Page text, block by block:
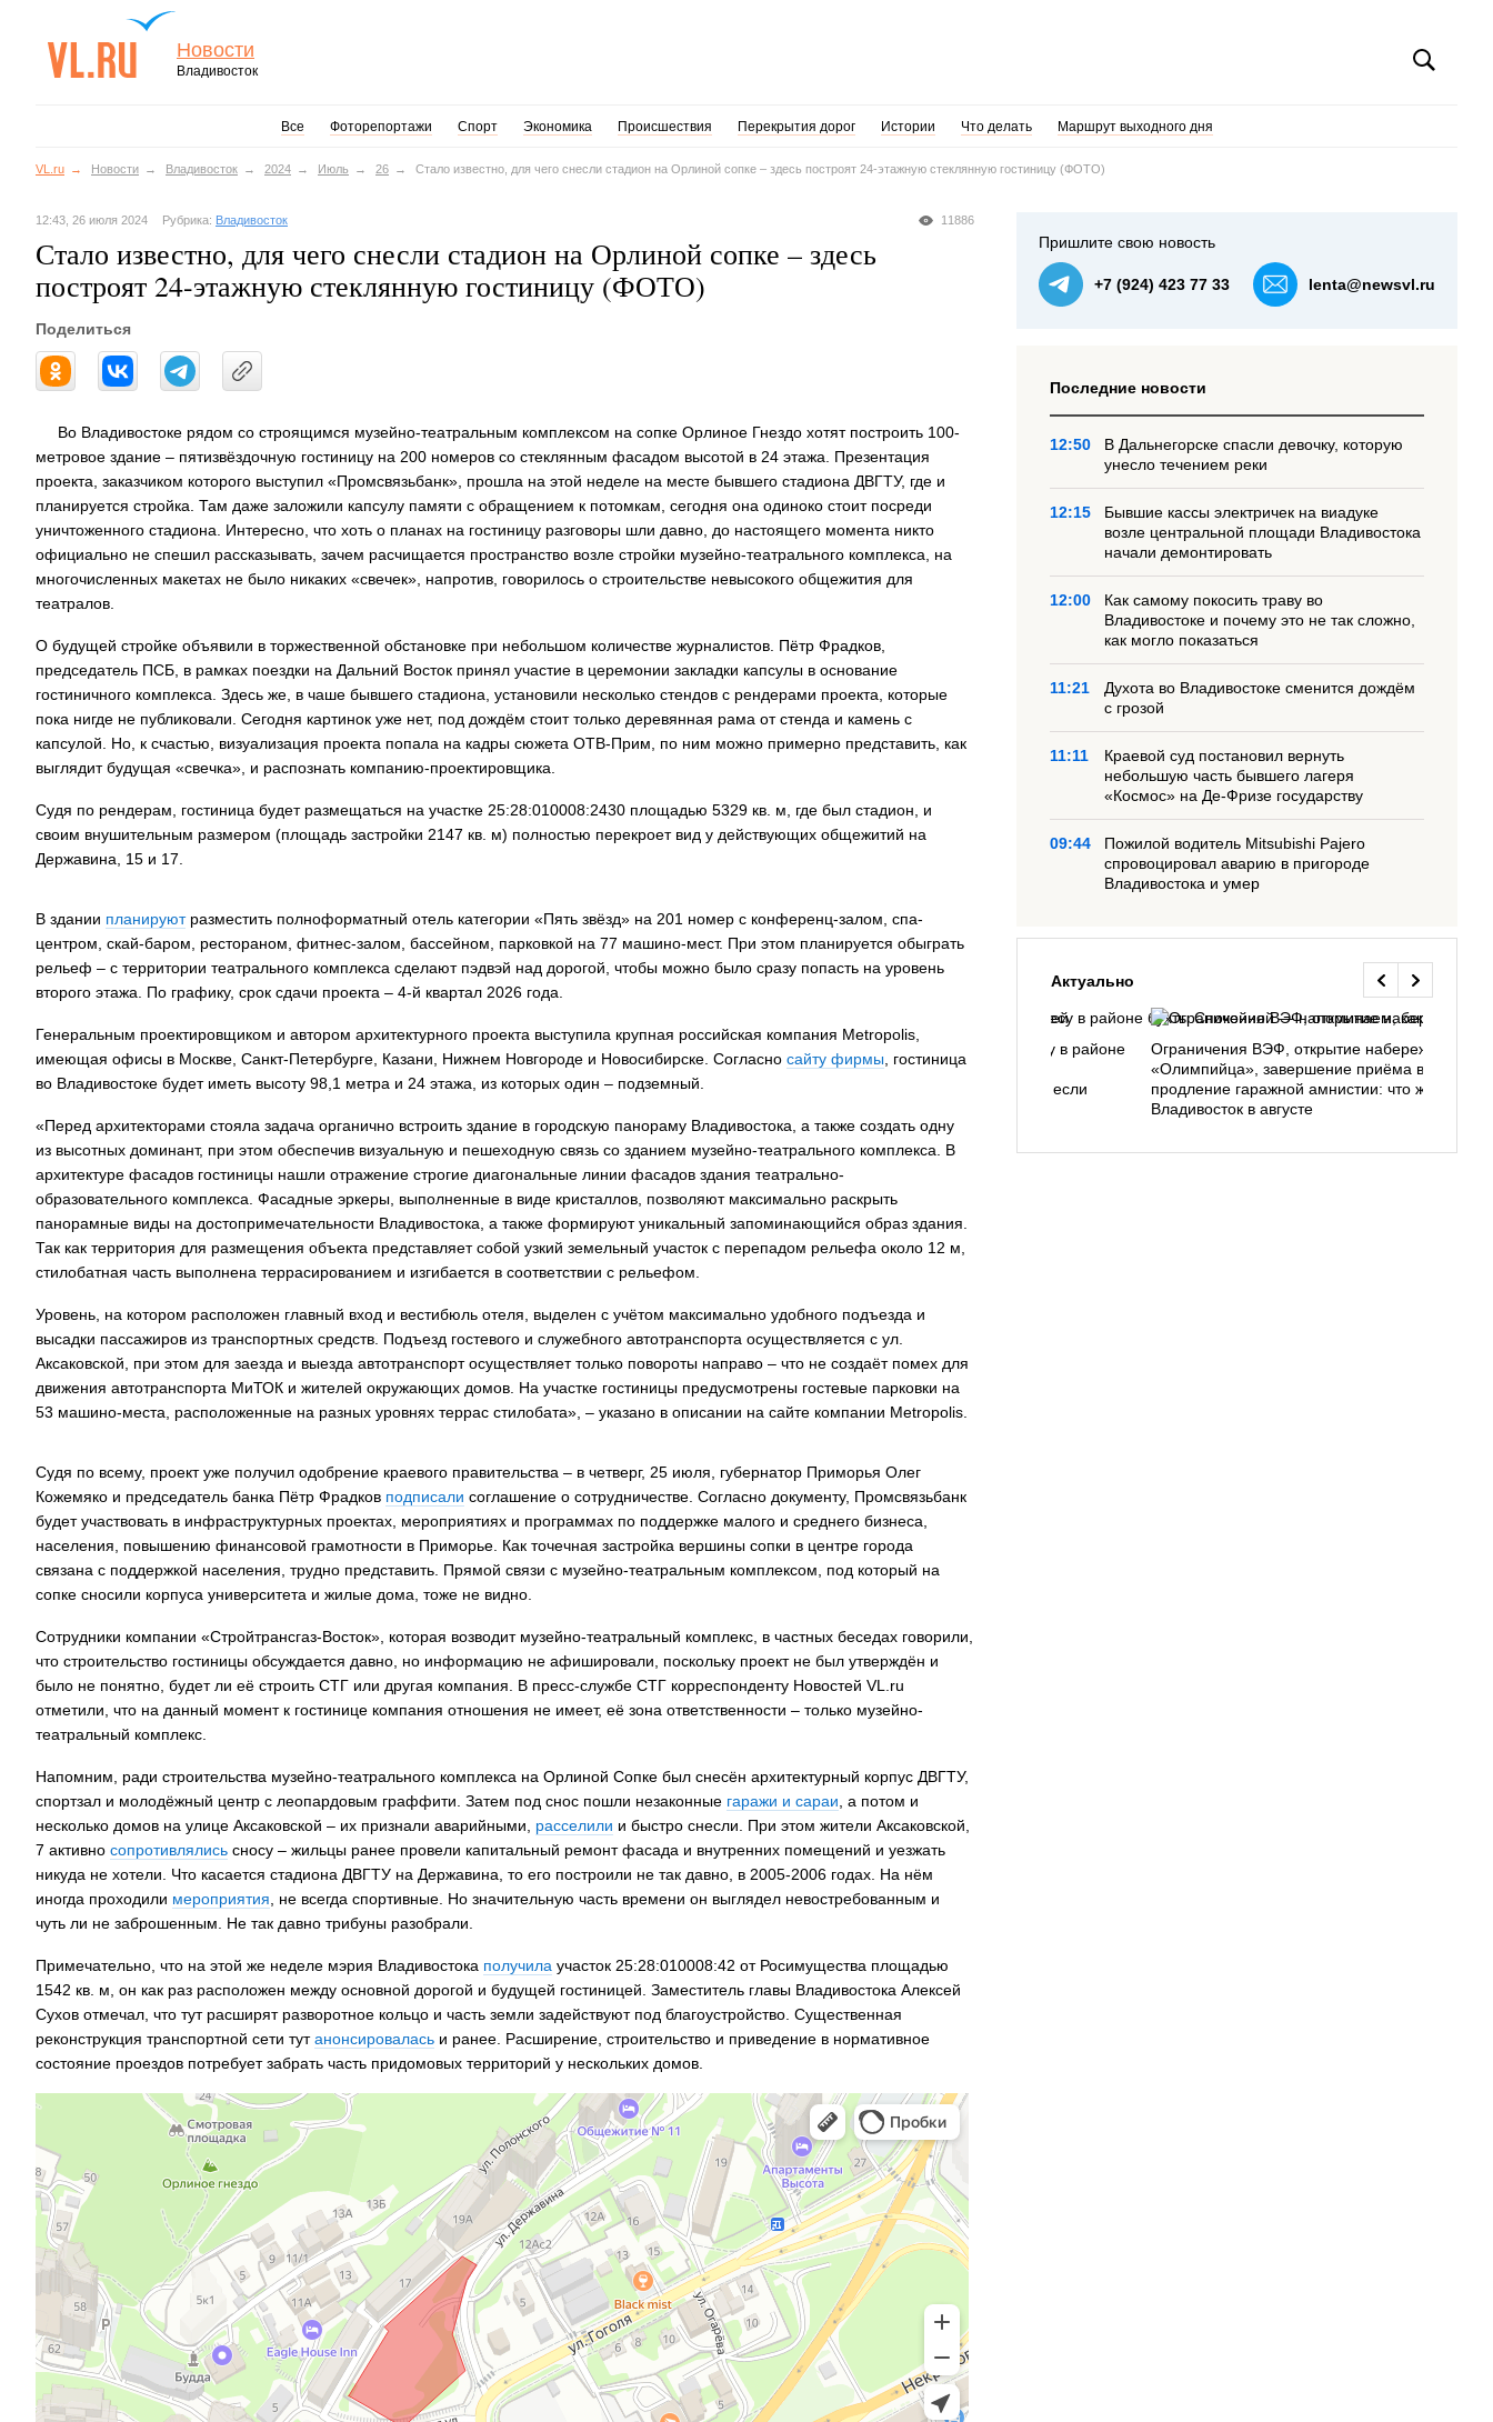
Новости
Владивосток
Все Фоторепортажи Спорт Экономика Происшествия Перекрытия дорог Истории Что делать Маршрут выходного дня
VL.ru Новости Владивосток 2024 Июль 26 Стало известно, для чего снесли стадион на Орлиной сопке – здесь построят 24-этажную стеклянную гостиницу (ФОТО)
11886
12:43, 26 июля 2024 Рубрика: Владивосток
Стало известно, для чего снесли стадион на Орлиной сопке – здесь
построят 24-этажную стеклянную гостиницу (ФОТО)
Поделиться
Во Владивостоке рядом со строящимся музейно-театральным комплексом на сопке Орлиное Гнездо хотят построить 100-
метровое здание – пятизвёздочную гостиницу на 200 номеров со стеклянным фасадом высотой в 24 этажа. Презентация
проекта, заказчиком которого выступил «Промсвязьбанк», прошла на этой неделе на месте бывшего стадиона ДВГТУ, где и
планируется стройка. Там даже заложили капсулу памяти с обращением к потомкам, сегодня она одиноко стоит посреди
уничтоженного стадиона. Интересно, что хоть о планах на гостиницу разговоры шли давно, до настоящего момента никто
официально не спешил рассказывать, зачем расчищается пространство возле стройки музейно-театрального комплекса, на
многочисленных макетах не было никаких «свечек», напротив, говорилось о строительстве невысокого общежития для
театралов.
О будущей стройке объявили в торжественной обстановке при небольшом количестве журналистов. Пётр Фрадков,
председатель ПСБ, в рамках поездки на Дальний Восток принял участие в церемонии закладки капсулы в основание
гостиничного комплекса. Здесь же, в чаше бывшего стадиона, установили несколько стендов с рендерами проекта, которые
пока нигде не публиковали. Сегодня картинок уже нет, под дождём стоит только деревянная рама от стенда и камень с
капсулой. Но, к счастью, визуализация проекта попала на кадры сюжета ОТВ-Прим, по ним можно примерно представить, как
выглядит будущая «свечка», и распознать компанию-проектировщика.
Судя по рендерам, гостиница будет размещаться на участке 25:28:010008:2430 площадью 5329 кв. м, где был стадион, и
своим внушительным размером (площадь застройки 2147 кв. м) полностью перекроет вид у действующих общежитий на
Державина, 15 и 17.
В здании планируютразместить полноформатный отель категории «Пять звёзд» на 201 номер с конференц-залом, спа-
центром, скай-баром, рестораном, фитнес-залом, бассейном, парковкой на 77 машино-мест. При этом планируется обыграть
рельеф – с территории театрального комплекса сделают пэдвэй над дорогой, чтобы можно было сразу попасть на уровень
второго этажа. По графику, срок сдачи проекта – 4-й квартал 2026 года.
Генеральным проектировщиком и автором архитектурного проекта выступила крупная российская компания Metropolis,
имеющая офисы в Москве, Санкт-Петербурге, Казани, Нижнем Новгороде и Новосибирске. Согласно сайту фирмы , гостиница
во Владивостоке будет иметь высоту 98,1 метра и 24 этажа, из которых один – подземный.
«Перед архитекторами стояла задача органично встроить здание в городскую панораму Владивостока, а также создать одну
из высотных доминант, при этом обеспечив визуальную и пешеходную связь со зданием музейно-театрального комплекса. В
архитектуре фасадов гостиницы нашли отражение строгие диагональные линии фасадов здания театрально-
образовательного комплекса. Фасадные эркеры, выполненные в виде кристаллов, позволяют максимально раскрыть
панорамные виды на достопримечательности Владивостока, а также формируют уникальный запоминающийся образ здания.
Так как территория для размещения объекта представляет собой узкий земельный участок с перепадом рельефа около 12 м,
стилобатная часть выполнена террасированием и изгибается в соответствии с рельефом.
Уровень, на котором расположен главный вход и вестибюль отеля, выделен с учётом максимально удобного подъезда и
высадки пассажиров из транспортных средств. Подъезд гостевого и служебного автотранспорта осуществляется с ул.
Аксаковской, при этом для заезда и выезда автотранспорт осуществляет только повороты направо – что не создаёт помех для
движения автотранспорта МиТОК и жителей окружающих домов. На участке гостиницы предусмотрены гостевые парковки на
53 машино-места, расположенные на разных уровнях террас стилобата», – указано в описании на сайте компании Metropolis.
Судя по всему, проект уже получил одобрение краевого правительства – в четверг, 25 июля, губернатор Приморья Олег
Кожемяко и председатель банка Пётр Фрадков подписали соглашение о сотрудничестве. Согласно документу, Промсвязьбанк
будет участвовать в инфраструктурных проектах, мероприятиях и программах по поддержке малого и среднего бизнеса,
населения, повышению финансовой грамотности в Приморье. Как точечная застройка вершины сопки в центре города
связана с поддержкой населения, трудно представить. Прямой связи с музейно-театральным комплексом, под который на
сопке сносили корпуса университета и жилые дома, тоже не видно.
Сотрудники компании «Стройтрансгаз-Восток», которая возводит музейно-театральный комплекс, в частных беседах говорили,
что строительство гостиницы обсуждается давно, но информацию не афишировали, поскольку проект не был утверждён и
было не понятно, будет ли её строить СТГ или другая компания. В пресс-службе СТГ корреспонденту Новостей VL.ru
отметили, что на данный момент к гостинице компания отношения не имеет, её зона ответственности – только музейно-
театральный комплекс.
Напомним, ради строительства музейно-театрального комплекса на Орлиной Сопке был снесён архитектурный корпус ДВГТУ,
спортзал и молодёжный центр с леопардовым граффити. Затем под снос пошли незаконные гаражи и сараи , а потом и
несколько домов на улице Аксаковской – их признали аварийными, расселили и быстро снесли. При этом жители Аксаковской,
7 активно сопротивлялись сносу – жильцы ранее провели капитальный ремонт фасада и внутренних помещений и уезжать
никуда не хотели. Что касается стадиона ДВГТУ на Державина, то его построили не так давно, в 2005-2006 годах. На нём
иногда проходили мероприятия , не всегда спортивные. Но значительную часть времени он выглядел невостребованным и
чуть ли не заброшенным. Не так давно трибуны разобрали.
Примечательно, что на этой же неделе мэрия Владивостока получила участок 25:28:010008:42 от Росимущества площадью
1542 кв. м, он как раз расположен между основной дорогой и будущей гостиницей. Заместитель главы Владивостока Алексей
Сухов отмечал, что тут расширят разворотное кольцо и часть земли задействуют под благоустройство. Существенная
реконструкция транспортной сети тутанонсировалась и ранее. Расширение, строительство и приведение в нормативное
состояние проездов потребует забрать часть придомовых территорий у нескольких домов.
Пришлите свою новость
+7 (924) 423 77 33 lenta@newsvl.ru
Последние новости
12:50
В Дальнегорске спасли девочку, которую
унесло течением реки
12:15
Бывшие кассы электричек на виадуке
возле центральной площади Владивостока
начали демонтировать
12:00
Как самому покосить траву во
Владивостоке и почему это не так сложно,
как могло показаться
11:21
Духота во Владивостоке сменится дождём
с грозой
11:11
Краевой суд постановил вернуть
небольшую часть бывшего лагеря
«Космос» на Де-Фризе государству
09:44
Пожилой водитель Mitsubishi Pajero
спровоцировал аварию в пригороде
Владивостока и умер
Актуально
На заправках Владивостока снова подорожало
топливо – рост от 26 копеек до 17 рублей
Семья с ребёнком заблудилась в лесу в районе
бухты Спокойной — напоминаем, как
подготовиться к походу, и что делать, если
Ограничения ВЭФ, открытие набережной у
«Олимпийца», завершение приёма в вузы,
продление гаражной амнистии: что ждёт
Владивосток в августе